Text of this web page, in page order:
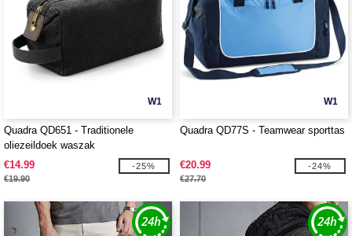
W1
Quadra QD651 - Traditionele
oliezeildoek waszak
€14.99
€19.90
-25%
W1
Quadra QD77S - Teamwear sporttas
€20.99
€27.70
-24%